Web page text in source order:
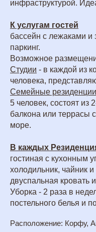
инфраструктурой.
К услугам гостей
бассейн с лежаками и
паркинг.
Возможное
Студии - в каждой из
человека,
Семейные резиденции
5 человек, состоят из
балкона или террасы
море.
В каждых
гостиная с кухонным
холодильник, чайник
двуспальная кровать
Уборка - 2 раза в
постельного белья и
Расположение: Корфу,